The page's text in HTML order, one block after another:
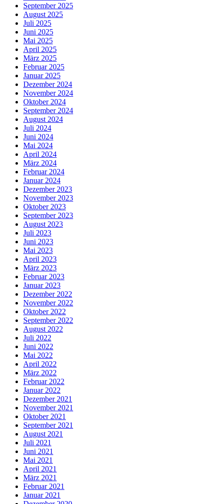
September 2025
August 2025
Juli 2025
Juni 2025
Mai 2025
April 2025
März 2025
Februar 2025
Januar 2025
Dezember 2024
November 2024
Oktober 2024
September 2024
August 2024
Juli 2024
Juni 2024
Mai 2024
April 2024
März 2024
Februar 2024
Januar 2024
Dezember 2023
November 2023
Oktober 2023
September 2023
August 2023
Juli 2023
Juni 2023
Mai 2023
April 2023
März 2023
Februar 2023
Januar 2023
Dezember 2022
November 2022
Oktober 2022
September 2022
August 2022
Juli 2022
Juni 2022
Mai 2022
April 2022
März 2022
Februar 2022
Januar 2022
Dezember 2021
November 2021
Oktober 2021
September 2021
August 2021
Juli 2021
Juni 2021
Mai 2021
April 2021
März 2021
Februar 2021
Januar 2021